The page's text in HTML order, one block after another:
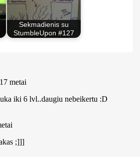
Sekmadienis su
StumbleUpon #127